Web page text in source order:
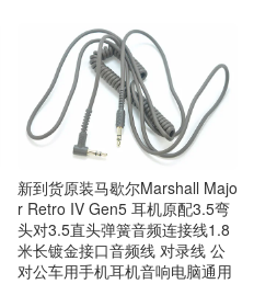
新到货原装马歇尔Marshall Majo
r Retro IV Gen5 耳机原配3.5弯
头对3.5直头弹簧音频连接线1.8
米长镀金接口音频线 对录线 公
对公车用手机耳机音响电脑通用